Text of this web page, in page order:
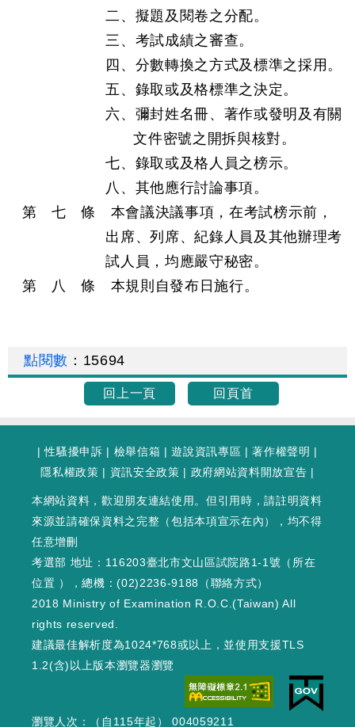
二、擬題及閱卷之分配。
三、考試成績之審查。
四、分數轉換之方式及標準之採用。
五、錄取或及格標準之決定。
六、彌封姓名冊、著作或發明及有關
文件密號之開拆與核對。
七、錄取或及格人員之榜示。
八、其他應行討論事項。
第 七 條 本會議決議事項，在考試榜示前，
出席、列席、紀錄人員及其他辦理考
試人員，均應嚴守秘密。
第 八 條 本規則自發布日施行。
點閱數 ： 15694
回上一頁 回頁首
|性騷擾申訴 | 檢舉信箱 |遊說資訊專區 |著作權聲明 |
隱私權政策 | 資訊安全政策 | 政府網站資料開放宣告 |
本網站資料，歡迎朋友連結使用。但引用時，請註明資料
來源並請確保資料之完整（包括本項宣示在內），均不得
任意增刪
考選部 地址：116203臺北市文山區試院路1-1號（ 所在
位置 ），總機：(02)2236-9188（聯絡方式）
2018 Ministry of Examination R.O.C.(Taiwan) All
rights reserved.
建議最佳解析度為1024*768或以上，並使用支援TLS
1.2(含)以上版本瀏覽器瀏覽
瀏覽人次：（自115年起） 004059211